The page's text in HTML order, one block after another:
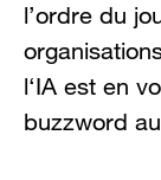
l’ordre du
l‘IA est en
buzzword